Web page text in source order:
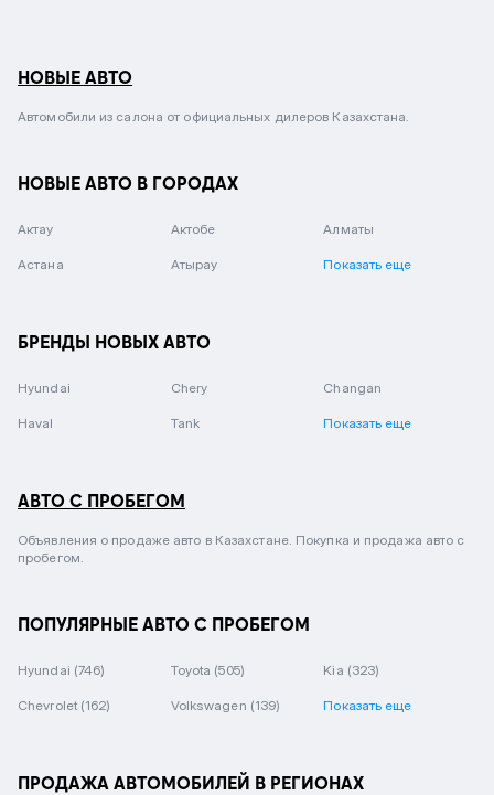
НОВЫЕ АВТО
Автомобили из салона от официальных дилеров Казахстана.
НОВЫЕ АВТО В ГОРОДАХ
Актау Актобе Алматы
Астана Атырау Показать еще
БРЕНДЫ НОВЫХ АВТО
Hyundai Chery Changan
Haval Tank Показать еще
АВТО С ПРОБЕГОМ
Объявления о продаже авто в Казахстане. Покупка и продажа авто с
пробегом.
ПОПУЛЯРНЫЕ АВТО С ПРОБЕГОМ
Hyundai (746) Toyota (505) Kia (323)
Chevrolet (162) Volkswagen (139) Показать еще
ПРОДАЖА АВТОМОБИЛЕЙ В РЕГИОНАХ